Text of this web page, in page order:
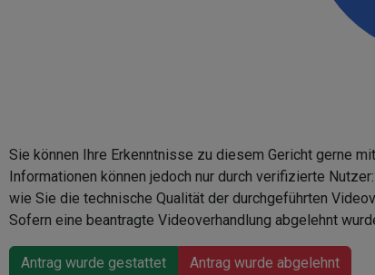
Sie können Ihre Erkenntnisse zu diesem Gericht gerne
Informationen können jedoch nur durch verifizierte
wie Sie die technische Qualität der durchgeführten
Sofern eine beantragte Videoverhandlung abgelehnt
Antrag wurde gestattet Antrag wurde abgelehnt